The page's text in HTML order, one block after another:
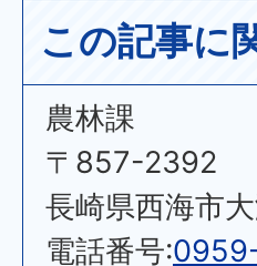
この記事に
農林課
〒857-2392
長崎県西海市
電話番号: